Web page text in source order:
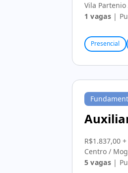
Vila
1 vagas |
Presencial
R$1.837,00
Centro /
5 vagas |